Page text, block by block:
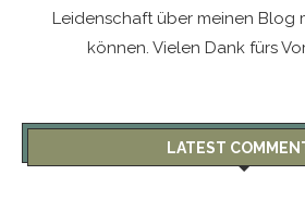
Leidenschaft über meinen Blog
können. Vielen Dank fürs
LATEST